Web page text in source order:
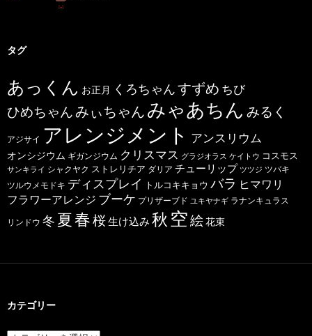
タグ
あっくん お正月 くろちゃんすずめ ちび
ひめちゃんみぃちゃん みゃあちん みるく
アジサイ アレンジメント アンスリウム
オンシジウム ギガンジウム クリスマス グラジオラス ケイトウ コスモス
サンキライ シャクヤク ストレリチア ダリア チューリップ ツツジ ツバキ
ツルウメモドキ ディスプレイ トルコキキョウ バラ ヒマワリ
フラワーアレンジ ブーケ プリザーブド ユキヤナギ ラナンキュラス
リンドウ 冬 夏春桜生け込み 秋 空絵花束
カテゴリー